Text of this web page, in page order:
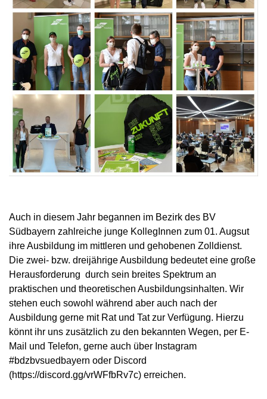
Auch in diesem Jahr begannen im Bezirk des BV
Südbayern zahlreiche junge KollegInnen zum 01. Augsut
ihre Ausbildung im mittleren und gehobenen Zolldienst.
Die zwei- bzw. dreijährige Ausbildung bedeutet eine große
Herausforderung durch sein breites Spektrum an
praktischen und theoretischen Ausbildungsinhalten. Wir
stehen euch sowohl während aber auch nach der
Ausbildung gerne mit Rat und Tat zur Verfügung. Hierzu
könnt ihr uns zusätzlich zu den bekannten Wegen, per E-
Mail und Telefon, gerne auch über Instagram
#bdzbvsuedbayern oder Discord
(https://discord.gg/vrWFfbRv7c) erreichen.